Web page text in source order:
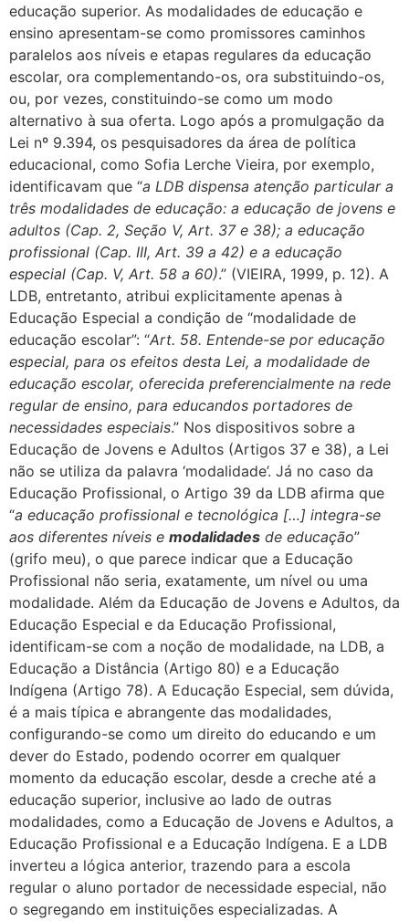
educação superior. As modalidades de educação e
ensino apresentam-se como promissores caminhos
paralelos aos níveis e etapas regulares da educação
escolar, ora complementando-os, ora substituindo-os,
ou, por vezes, constituindo-se como um modo
alternativo à sua oferta. Logo após a promulgação da
Lei nº 9.394, os pesquisadores da área de política
educacional, como Sofia Lerche Vieira, por exemplo,
identificavam que “a LDB dispensa atenção particular a
três modalidades de educação: a educação de jovens e
adultos (Cap. 2, Seção V, Art. 37 e 38); a educação
profissional (Cap. III, Art. 39 a 42) e a educação
especial (Cap. V, Art. 58 a 60).” (VIEIRA, 1999, p. 12). A
LDB, entretanto, atribui explicitamente apenas à
Educação Especial a condição de “modalidade de
educação escolar”: “Art. 58. Entende-se por educação
especial, para os efeitos desta Lei, a modalidade de
educação escolar, oferecida preferencialmente na rede
regular de ensino, para educandos portadores de
necessidades especiais.” Nos dispositivos sobre a
Educação de Jovens e Adultos (Artigos 37 e 38), a Lei
não se utiliza da palavra ‘modalidade’. Já no caso da
Educação Profissional, o Artigo 39 da LDB afirma que
“a educação profissional e tecnológica […] integra-se
aos diferentes níveis e modalidades de educação”
(grifo meu), o que parece indicar que a Educação
Profissional não seria, exatamente, um nível ou uma
modalidade. Além da Educação de Jovens e Adultos, da
Educação Especial e da Educação Profissional,
identificam-se com a noção de modalidade, na LDB, a
Educação a Distância (Artigo 80) e a Educação
Indígena (Artigo 78). A Educação Especial, sem dúvida,
é a mais típica e abrangente das modalidades,
configurando-se como um direito do educando e um
dever do Estado, podendo ocorrer em qualquer
momento da educação escolar, desde a creche até a
educação superior, inclusive ao lado de outras
modalidades, como a Educação de Jovens e Adultos, a
Educação Profissional e a Educação Indígena. E a LDB
inverteu a lógica anterior, trazendo para a escola
regular o aluno portador de necessidade especial, não
o segregando em instituições especializadas. A